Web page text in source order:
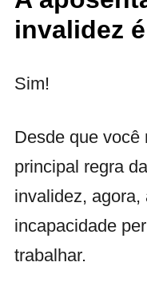
invalidez
Sim!
Desde que você
principal regra
invalidez,
incapacidade
trabalhar.